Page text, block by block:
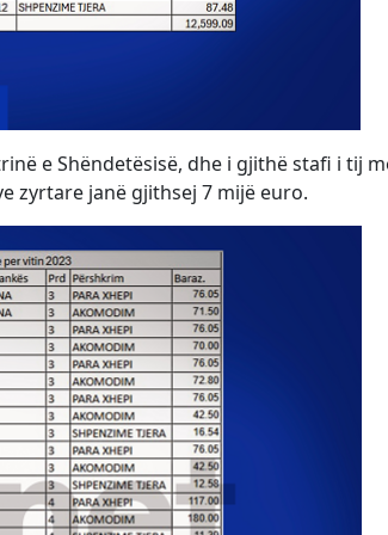
e Shëndetësisë, dhe i gjithë stafi i tij
zyrtare janë gjithsej 7 mijë euro.